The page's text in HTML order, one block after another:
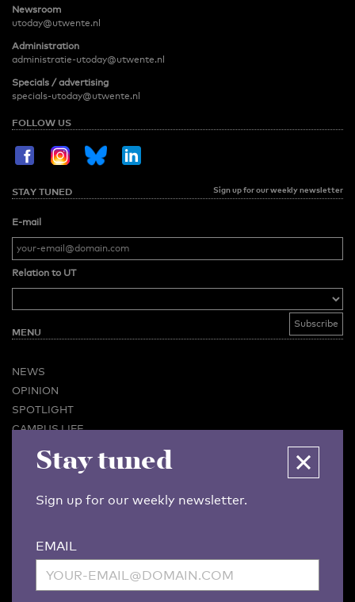
Newsroom
utoday@utwente.nl
Administration
administratie-utoday@utwente.nl
Specials / advertising
specials-utoday@utwente.nl
FOLLOW US
STAY TUNED Sign up for our weekly newsletter
E-mail
Relation to UT
MENU
NEWS
OPINION
SPOTLIGHT
CAMPUS LIFE
BUSINESS & CAREER
CONTACT
ARCHIVE
Stay tuned
Sign up for our weekly newsletter.
EMAIL